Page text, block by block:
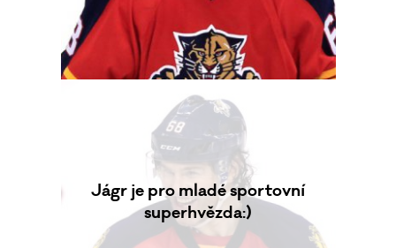
Jágr je pro mladé sportovní
superhvězda:)